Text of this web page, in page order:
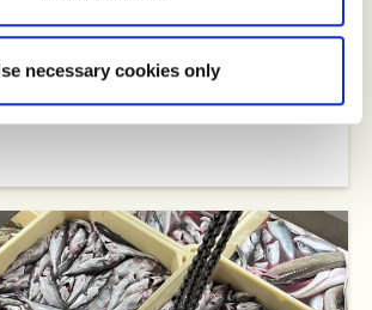
necessary cookies only
røyrer seg i mat- og landbruksfeltet i
finn de eit utval nyheiter og tips frå